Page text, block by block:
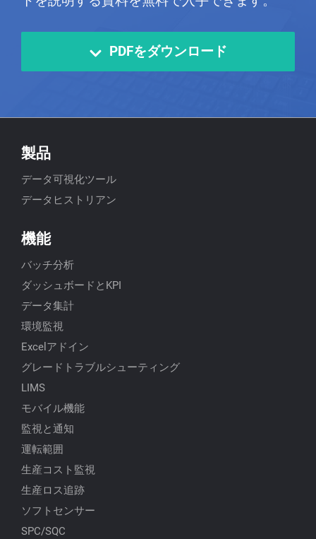
PDFをダウンロード
製品
データ可視化ツール
データヒストリアン
機能
バッチ分析
ダッシュボードとKPI
データ集計
環境監視
Excelアドイン
グレードトラブルシューティング
LIMS
モバイル機能
監視と通知
運転範囲
生産コスト監視
生産ロス追跡
ソフトセンサー
SPC/SQC